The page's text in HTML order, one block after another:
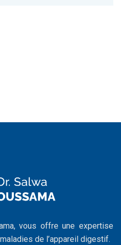
vous offre une expertise
de l’appareil digestif.